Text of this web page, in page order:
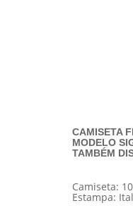
CAMISETA
MODELO
TAMBÉM
Camiseta:
Estampa: